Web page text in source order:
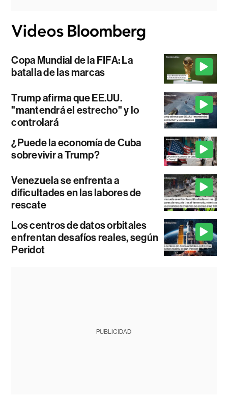
Copa Mundial de la FIFA: La
batalla de las marcas
Trump afirma que EE.UU.
"mantendrá el estrecho" y lo
controlará
¿Puede la economía de Cuba
sobrevivir a Trump?
Venezuela se enfrenta a
dificultades en las labores de
rescate
Los centros de datos orbitales
enfrentan desafíos reales, según
Peridot
PUBLICIDAD